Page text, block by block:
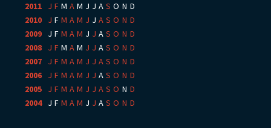
2011
J F M A M J J A S O N D
2010
J F M A M J J A S O N D
2009
J F M A M J J A S O N D
2008
J F M A M J J A S O N D
2007
J F M A M J J A S O N D
2006
J F M A M J J A S O N D
2005
J F M A M J J A S O N D
2004: J F M A M J J A S O N D